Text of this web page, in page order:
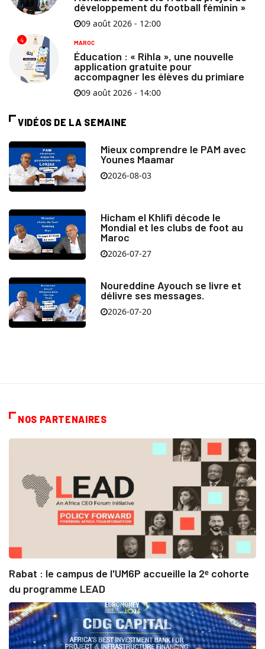
développement du football féminin »
09 août 2026 - 12:00
4 MAROC
Éducation : « Rihla », une nouvelle
application gratuite pour
accompagner les élèves du primiare
09 août 2026 - 14:00
VIDÉOS DE LA SEMAINE
Mieux comprendre le PAM avec
Younes Maamar
2026-08-03
Hicham el Khlifi décode le
Mondial et les clubs de foot au
Maroc
2026-07-27
Noureddine Ayouch se livre et
délivre ses messages.
2026-07-20
NOS PARTENAIRES
Rabat : le campus de l'UM6P accueille la 2ᵉ cohorte
du programme LEAD